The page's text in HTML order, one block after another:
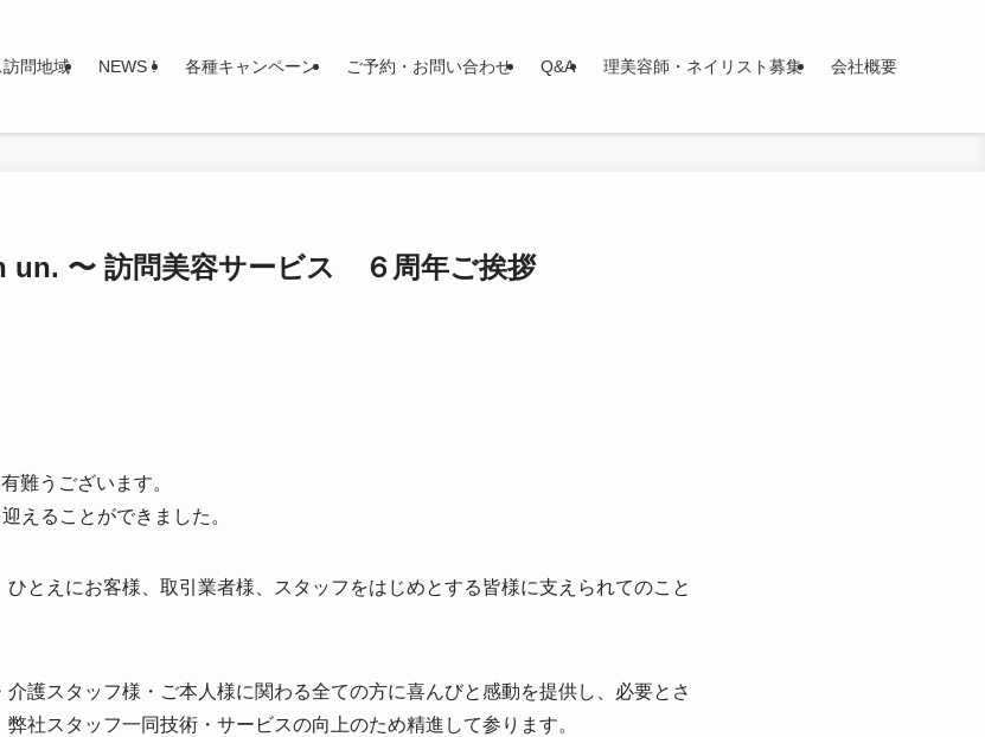
問地域 NEWS ! 各種キャンペーン ご予約・お問い合わせ Q&A 理美容師・ネイリスト募集 会社概要
un. 〜 訪問美容サービス ６周年ご挨拶
難うございます。
えることができ ました。
ひとえにお客様、取引業者様、スタッフをはじめとする皆様に支えられてのこ と
護スタッフ様・ご本人様に関わる全ての方に喜んびと感動を提供し、必要とさ
社スタッフ一同技術・サービスの向上のため精進して参ります。